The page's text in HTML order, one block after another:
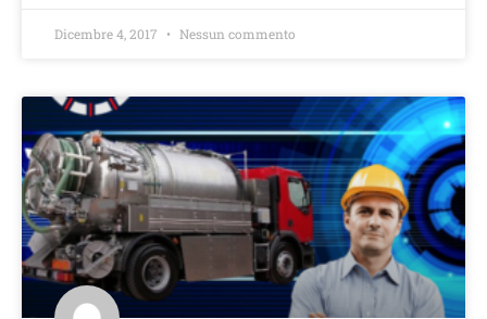
Dicembre 4, 2017 Nessun commento